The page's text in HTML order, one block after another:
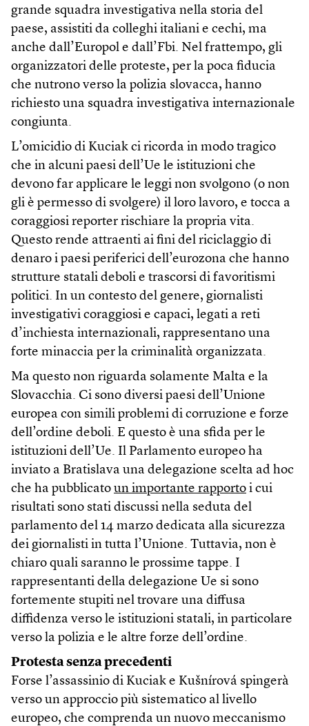
grande squadra investigativa nella storia del
paese, assistiti da colleghi italiani e cechi, ma
anche dall’Europol e dall’Fbi. Nel frattempo, gli
organizzatori delle proteste, per la poca fiducia
che nutrono verso la polizia slovacca, hanno
richiesto una squadra investigativa internazionale
congiunta.
L’omicidio di Kuciak ci ricorda in modo tragico
che in alcuni paesi dell’Ue le istituzioni che
devono far applicare le leggi non svolgono (o non
gli è permesso di svolgere) il loro lavoro, e tocca a
coraggiosi reporter rischiare la propria vita.
Questo rende attraenti ai fini del riciclaggio di
denaro i paesi periferici dell’eurozona che hanno
strutture statali deboli e trascorsi di favoritismi
politici. In un contesto del genere, giornalisti
investigativi coraggiosi e capaci, legati a reti
d’inchiesta internazionali, rappresentano una
forte minaccia per la criminalità organizzata.
Ma questo non riguarda solamente Malta e la
Slovacchia. Ci sono diversi paesi dell’Unione
europea con simili problemi di corruzione e forze
dell’ordine deboli. E questo è una sfida per le
istituzioni dell’Ue. Il Parlamento europeo ha
inviato a Bratislava una delegazione scelta ad hoc
che ha pubblicato un importante rapporto i cui
risultati sono stati discussi nella seduta del
parlamento del 14 marzo dedicata alla sicurezza
dei giornalisti in tutta l’Unione. Tuttavia, non è
chiaro quali saranno le prossime tappe. I
rappresentanti della delegazione Ue si sono
fortemente stupiti nel trovare una diffusa
diffidenza verso le istituzioni statali, in particolare
verso la polizia e le altre forze dell’ordine.
Protesta senza precedenti
Forse l’assassinio di Kuciak e Kušnírová spingerà
verso un approccio più sistematico al livello
europeo, che comprenda un nuovo meccanismo